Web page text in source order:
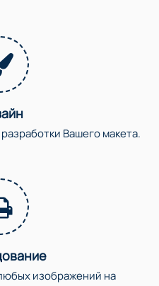
Вашего макета.
изображений на